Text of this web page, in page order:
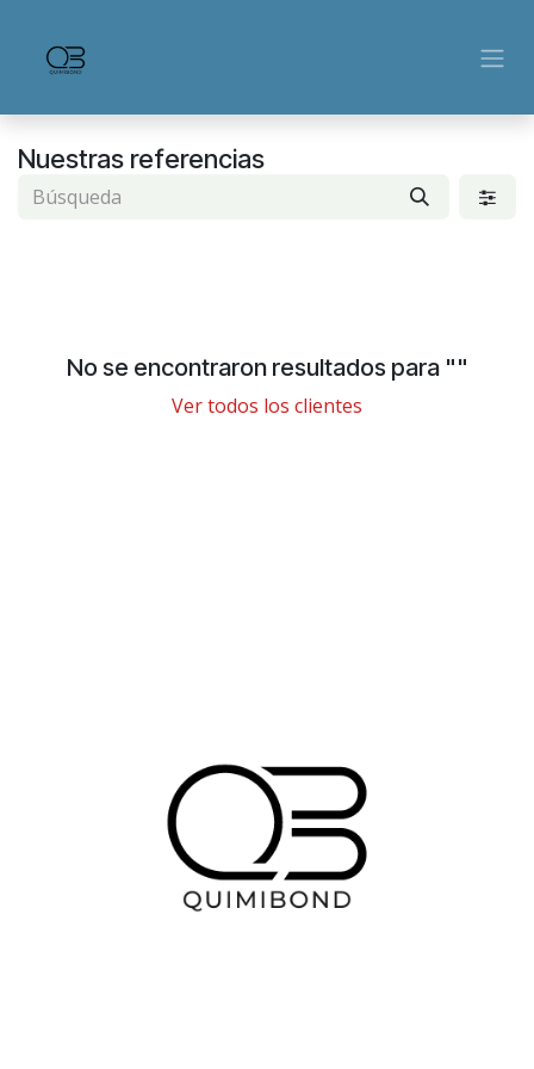
Nuestras referencias
No se encontraron resultados para ""
Ver todos los clientes